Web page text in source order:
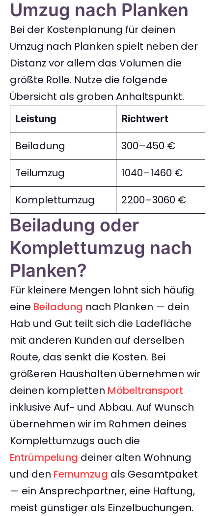
Umzug nach Planken
Bei der Kostenplanung für deinen
Umzug nach Planken spielt neben der
Distanz vor allem das Volumen die
größte Rolle. Nutze die folgende
Übersicht als groben Anhaltspunkt.
Leistung Richtwert
Beiladung
300–450 €
Teilumzug
1040–1460 €
Komplettumzug
2200–3060 €
Beiladung oder
Komplettumzug nach
Planken?
Für kleinere Mengen lohnt sich häufig
eine Beiladung nach Planken — dein
Hab und Gut teilt sich die Ladefläche
mit anderen Kunden auf derselben
Route, das senkt die Kosten. Bei
größeren Haushalten übernehmen wir
deinen kompletten Möbeltransport
inklusive Auf- und Abbau. Auf Wunsch
übernehmen wir im Rahmen deines
Komplettumzugs auch die
Entrümpelung deiner alten Wohnung
und den Fernumzug als Gesamtpaket
— ein Ansprechpartner, eine Haftung,
meist günstiger als Einzelbuchungen.